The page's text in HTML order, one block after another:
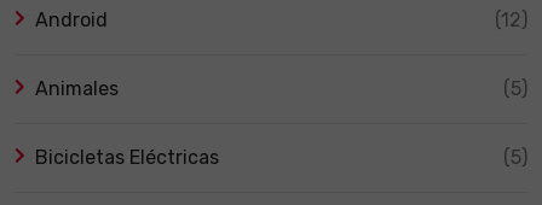
Android (12)
Animales (5)
Bicicletas Eléctricas (5)